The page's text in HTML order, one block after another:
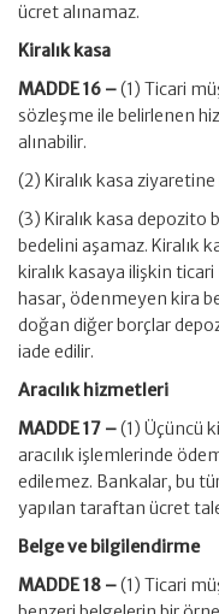
ücret alınamaz.
Kiralık kasa
MADDE 16 –(1) Ticari
sözleşme ile belirlenen
alınabilir.
(2) Kiralık kasa
(3) Kiralık kasa depozito
bedelini aşamaz. Kiralık
kiralık kasaya ilişkin
hasar, ödenmeyen kira
doğan diğer borçlar
iade edilir.
Aracılık hizmetleri
MADDE 17 –(1) Üçüncü
aracılık işlemlerinde
edilemez. Bankalar, bu
yapılan taraftan ücret
Belge ve bilgilendirme
MADDE 18 –(1) Ticari